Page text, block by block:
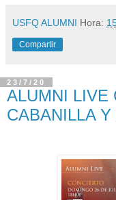
USFQ ALUMNI Hora:
Compartir
23/7/20
ALUMNI LIVE
CABANILLA